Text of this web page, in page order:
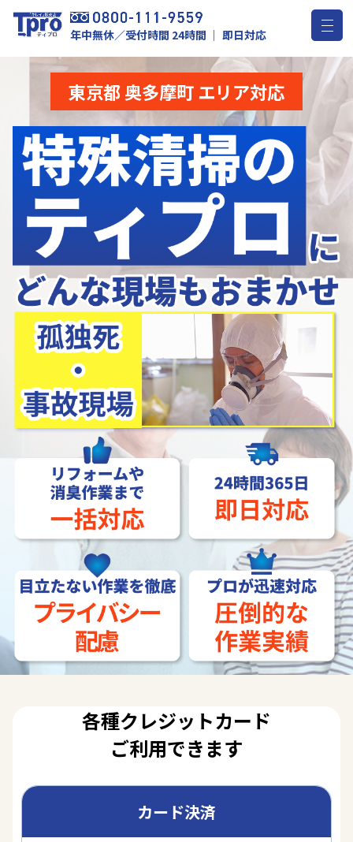
年中無休／受付時間 24時間 ｜ 即日対応
東京都 奥多摩町 エリア対応
各種クレジットカード
ご利用できます
カード決済